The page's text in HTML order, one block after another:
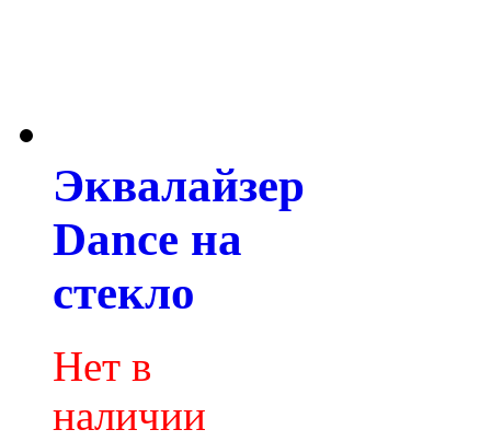
Эквалайзер
Dance на
стекло
Нет в
наличии